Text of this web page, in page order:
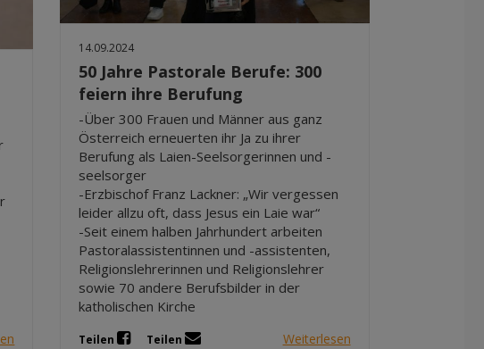
14.09.2024
50 Jahre Pastorale Berufe: 300
feiern ihre Berufung
-Über 300 Frauen und Männer aus ganz
Österreich erneuerten ihr Ja zu ihrer
Berufung als Laien-Seelsorgerinnen und -
seelsorger
-Erzbischof Franz Lackner: „Wir vergessen
leider allzu oft, dass Jesus ein Laie war“
-Seit einem halben Jahrhundert arbeiten
Pastoralassistentinnen und -assistenten,
Religionslehrerinnen und Religionslehrer
sowie 70 andere Berufsbilder in der
katholischen Kirche
Teilen Teilen Weiterlesen